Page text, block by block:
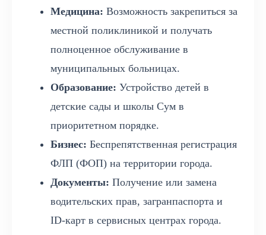
Медицина: Возможность закрепиться за
местной поликлиникой и получать
полноценное обслуживание в
муниципальных больницах.
Образование: Устройство детей в
детские сады и школы Сум в
приоритетном порядке.
Бизнес: Беспрепятственная регистрация
ФЛП (ФОП) на территории города.
Документы: Получение или замена
водительских прав, загранпаспорта и
ID-карт в сервисных центрах города.